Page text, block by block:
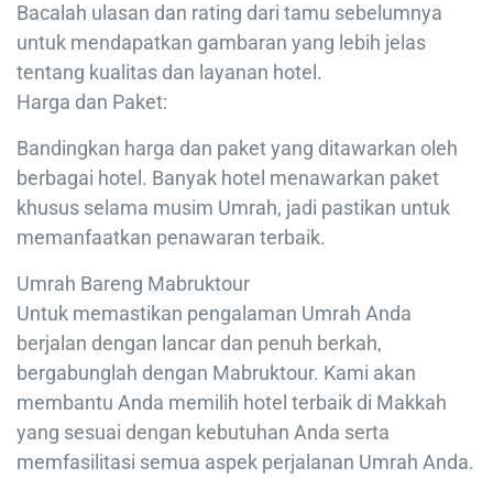
Bacalah ulasan dan rating dari tamu sebelumnya
untuk mendapatkan gambaran yang lebih jelas
tentang kualitas dan layanan hotel.
Harga dan Paket:
Bandingkan harga dan paket yang ditawarkan oleh
berbagai hotel. Banyak hotel menawarkan paket
khusus selama musim Umrah, jadi pastikan untuk
memanfaatkan penawaran terbaik.
Umrah Bareng Mabruktour
Untuk memastikan pengalaman Umrah Anda
berjalan dengan lancar dan penuh berkah,
bergabunglah dengan Mabruktour. Kami akan
membantu Anda memilih hotel terbaik di Makkah
yang sesuai dengan kebutuhan Anda serta
memfasilitasi semua aspek perjalanan Umrah Anda.